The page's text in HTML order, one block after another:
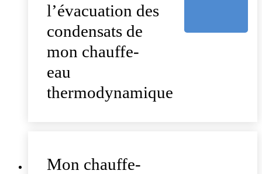
l’évacuation des
condensats de
mon chauffe-
eau
thermodynamique
Mon chauffe-